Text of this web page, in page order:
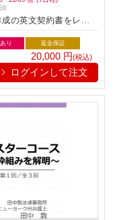
の英文契約書をレビュ
良いか悩んでいません
を受けた英文契約書の
本から実践的な修正技
スキルを身につけ、業務
り 返金保証
20,000 円(税込)
ログインして注文